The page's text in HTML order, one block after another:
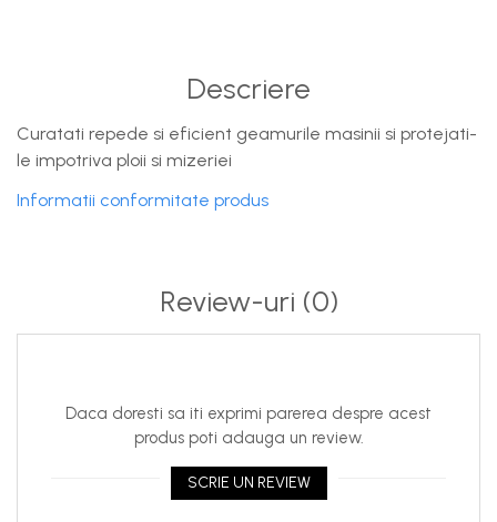
Descriere
Curatati repede si eficient geamurile masinii si protejati-
le impotriva ploii si mizeriei
Informatii conformitate produs
Review-uri (0)
Daca doresti sa iti exprimi parerea despre acest
produs poti adauga un review.
SCRIE UN REVIEW